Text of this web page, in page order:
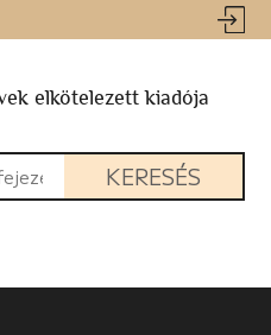
elkötelezett kiadója
KERESÉS